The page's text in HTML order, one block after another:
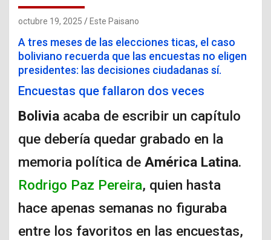
octubre 19, 2025 Este Paisano
A tres meses de las elecciones ticas, el caso
boliviano recuerda que las encuestas no eligen
presidentes: las decisiones ciudadanas sí.
Encuestas que fallaron dos veces
Bolivia acaba de escribir un capítulo
que debería quedar grabado en la
memoria política de América Latina.
Rodrigo Paz Pereira, quien hasta
hace apenas semanas no figuraba
entre los favoritos en las encuestas,